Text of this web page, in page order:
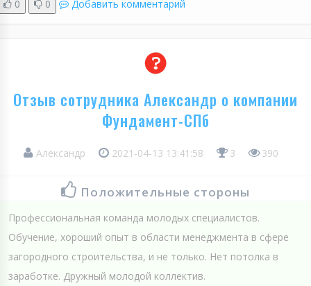
0 0 Добавить комментарий
Отзыв сотрудника Александр о компании
Фундамент-СПб
Александр 2021-04-13 13:41:58 3 390
Положительные стороны
Профессиональная команда молодых специалистов.
Обучение, хороший опыт в области менеджмента в сфере
загородного строительства, и не только. Нет потолка в
заработке. Дружный молодой коллектив.